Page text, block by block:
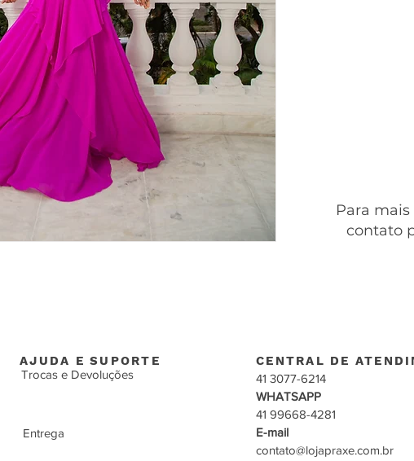
Para
contato
AJUDA E SUPORTE
Trocas e Devoluções
Entrega
CENTRAL DE
41 3077-6214
WHATSAPP
41 99668-4281
E-mail
contato@lojapraxe.com.br